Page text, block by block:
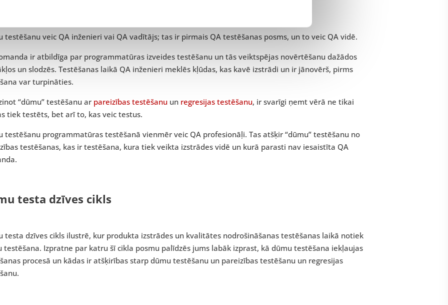
testēšanu veic QA inženieri vai QA vadītājs; tas ir pirmais QA testēšanas posms, un to veic QA vidē.
ir atbildīga par programmatūras izveides testēšanu un tās veiktspējas novērtēšanu dažādos
un slodzēs. Testēšanas laikā QA inženieri meklēs kļūdas, kas kavē izstrādi un ir jānovērš, pirms
var turpināties.
“dūmu” testēšanu ar pareizības testēšanu un regresijas testēšanu, ir svarīgi ņemt vērā ne tikai
tiek testēts, bet arī to, kas veic testus.
testēšanu programmatūras testēšanā vienmēr veic QA profesionāļi. Tas atšķir “dūmu” testēšanu no
testēšanas, kas ir testēšana, kura tiek veikta izstrādes vidē un kurā parasti nav iesaistīta QA
testa dzīves cikls
testa dzīves cikls ilustrē, kur produkta izstrādes un kvalitātes nodrošināšanas testēšanas laikā notiek
testēšana. Izpratne par katru šī cikla posmu palīdzēs jums labāk izprast, kā dūmu testēšana iekļaujas
procesā un kādas ir atšķirības starp dūmu testēšanu un pareizības testēšanu un regresijas